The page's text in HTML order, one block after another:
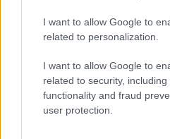
I want to allow Google to
related to personalization.
I want to allow Google to
related to security,
functionality and fraud
user protection.